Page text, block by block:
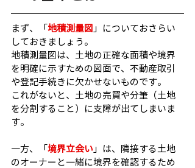
まず、「 地積測量図 」についておさらい
しておきましょう。
地積測量図は、土地の正確な面積や境界
を明確に示すための図面で、不動産取引
や登記手続きに欠かせないものです。
これがないと、土地の売買や分筆（土地
を分割すること）に支障が出てしまいま
す。
一方、「 境界立会い 」は、隣接する土地
のオーナーと一緒に境界を確認するため